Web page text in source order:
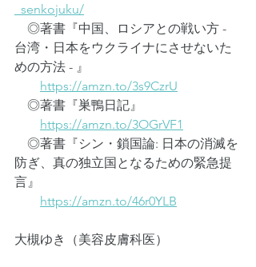
_senkojuku/
◎著書『中国、ロシアとの戦い方 -
台湾・日本をウクライナにさせないた
めの方法 - 』
https://amzn.to/3s9CzrU
◎著書『巣鴨日記』
https://amzn.to/3OGrVF1
◎著書『シン・鎖国論: 日本の消滅を
防ぎ、真の独立国となるための緊急提
言』
https://amzn.to/46r0YLB
大槻ゆき（美容皮膚科医）